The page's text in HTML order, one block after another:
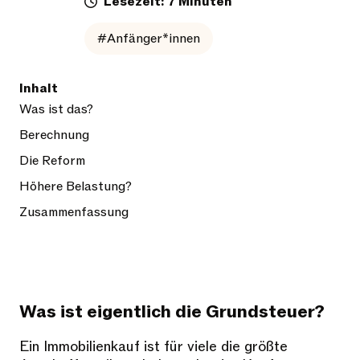
#Anfänger*innen
Inhalt
Was ist das?
Berechnung
Die Reform
Höhere Belastung?
Zusammenfassung
Was ist eigentlich die Grundsteuer?
Ein Immobilienkauf ist für viele die größte